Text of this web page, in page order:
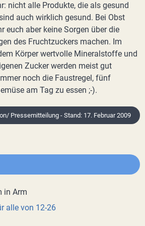
nicht alle Produkte, die als gesund
auch wirklich gesund. Bei Obst
euch aber keine Sorgen über die
des Fruchtzuckers machen. Im
Körper wertvolle Mineralstoffe und
Zucker werden meist gut
noch die Faustregel, fünf
am Tag zu essen ;-).
Pressemitteilung - Stand: 17. Februar 2009
alle von 12-26